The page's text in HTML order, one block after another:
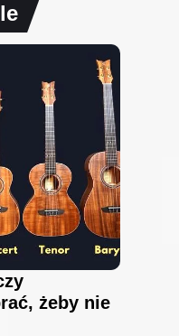
żeby nie